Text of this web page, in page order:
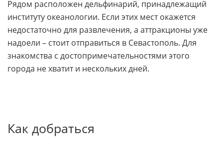
Рядом расположен дельфинарий, принадлежащий
институту океанологии. Если этих мест окажется
недостаточно для развлечения, а аттракционы уже
надоели – стоит отправиться в Севастополь. Для
знакомства с достопримечательностями этого
города не хватит и нескольких дней.
Как добраться